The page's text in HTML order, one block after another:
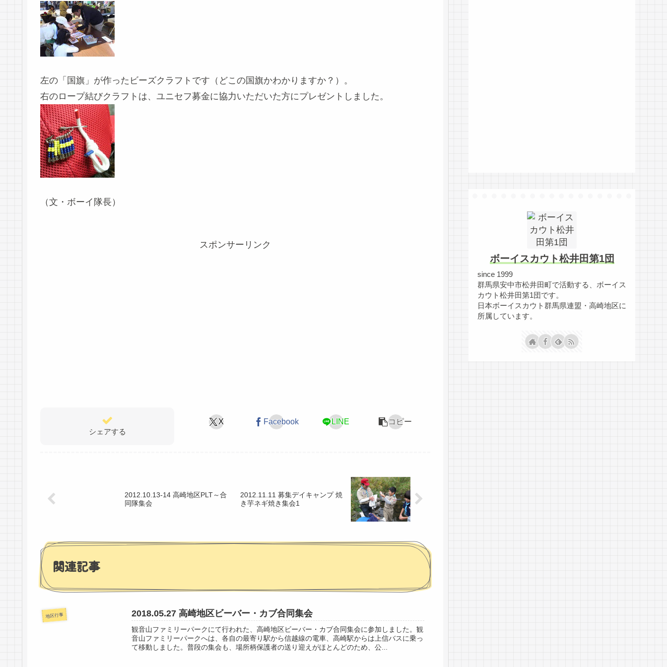
左の「国旗」が作ったビーズクラフトです（どこの国旗かわかりますか？）。
右のロープ結びクラフトは、ユニセフ募金に協力いただいた方にプレゼントしました。
（文・ボーイ隊長）
スポンサーリンク
シェアする
X Facebook LINE コピー
2012.10.13-14 高崎地区PLT～合
同隊集会
2012.11.11 募集デイキャンプ 焼
き芋ネギ焼き集会1
関連記事
地区行事 2018.05.27 高崎地区ビーバー・カブ合同集会
観音山ファミリーパークにて行われた、高崎地区ビーバー・カブ合同集会に参加しました。観
音山ファミリーパークへは、各自の最寄り駅から信越線の電車、高崎駅からは上信バスに乗っ
て移動しました。普段の集会も、場所柄保護者の送り迎えがほとんどのため、公...
ボーイスカウト松井田第1団
since 1999
群馬県安中市松井田町で活動する、ボーイス
カウト松井田第1団です。
日本ボーイスカウト群馬県連盟・高崎地区に
所属しています。